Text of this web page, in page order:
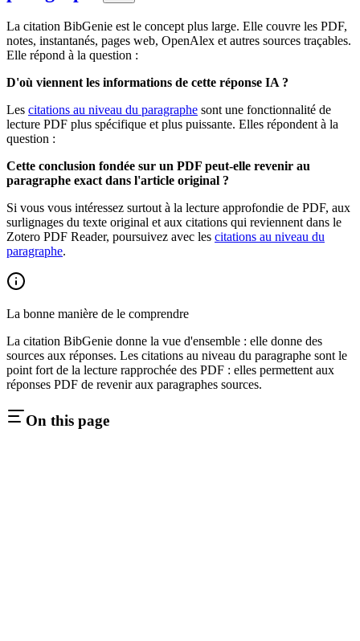
La citation BibGenie est le concept plus large. Elle couvre les PDF,
notes, instantanés, pages web, OpenAlex et autres sources traçables.
Elle répond à la question :
D'où viennent les informations de cette réponse IA ?
Les citations au niveau du paragraphe sont une fonctionnalité de
lecture PDF plus spécifique et plus puissante. Elles répondent à la
question :
Cette conclusion fondée sur un PDF peut-elle revenir au
paragraphe exact dans l'article original ?
Si vous vous intéressez surtout à la lecture approfondie de PDF, aux
surlignages du texte original et aux citations qui reviennent dans le
Zotero PDF Reader, poursuivez avec les citations au niveau du
paragraphe.
La bonne manière de le comprendre
La citation BibGenie donne la vue d'ensemble : elle donne des
sources aux réponses. Les citations au niveau du paragraphe sont le
point fort de la lecture rapprochée des PDF : elles permettent aux
réponses PDF de revenir aux paragraphes sources.
On this page